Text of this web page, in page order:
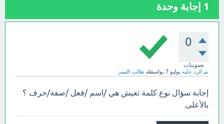
1 إجابة وحدة
0
تصويتات
تم الرد عليه يوليو 7 بواسطة طالب التميز
إجابة سؤال نوع كلمة تعيش هي /اسم /فعل /صفة/حرف ؟
بالأعلى.